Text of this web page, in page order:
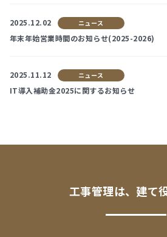
2025.12.02 ニュース
年末年始営業時間のお知らせ(2025-2026)
2025.11.12 ニュース
IT導入補助金2025に関するお知らせ
工事管理は、建て